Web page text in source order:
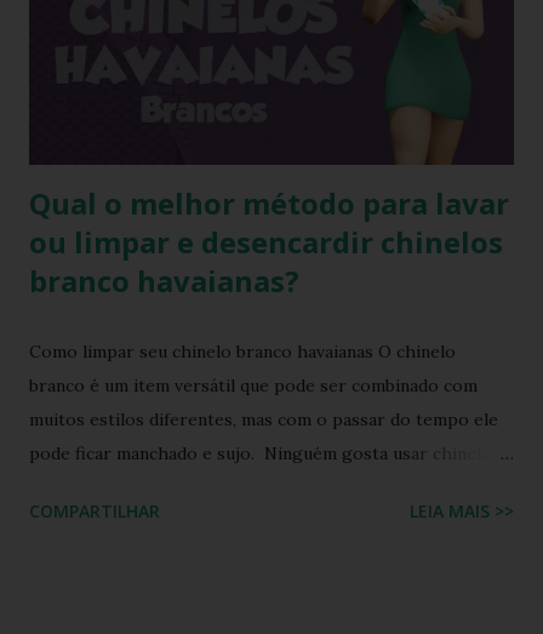
portanto não se assustem, chinelo de borracha encolhe
chi...
Qual o melhor método para lavar
ou limpar e desencardir chinelos
branco havaianas?
Como limpar seu chinelo branco havaianas O chinelo
branco é um item versátil que pode ser combinado com
muitos estilos diferentes, mas com o passar do tempo ele
pode ficar manchado e sujo. Ninguém gosta usar chinelo
branca ou alguma cor clara, principalmente os chinelos
COMPARTILHAR LEIA MAIS >>